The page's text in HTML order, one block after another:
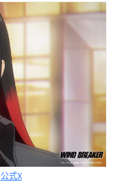
公式X